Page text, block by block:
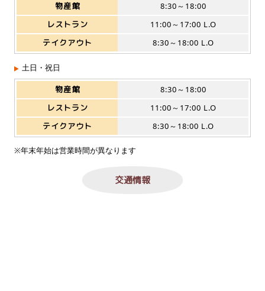
物産館
8:30～18:00
レストラン
11:00～17:00 L.O
テイクアウト
8:30～18:00 L.O
土日・祝日
物産館
8:30～18:00
レストラン
11:00～17:00 L.O
テイクアウト
8:30～18:00 L.O
※年末年始は営業時間が異なります
交通情報